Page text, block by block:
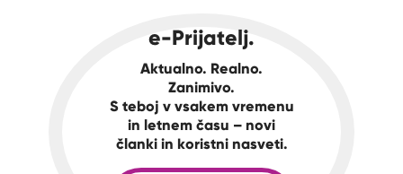
e-Prijatelj.
Aktualno. Realno.
Zanimivo.
S teboj v vsakem vremenu
in letnem času – novi
članki in koristni nasveti.